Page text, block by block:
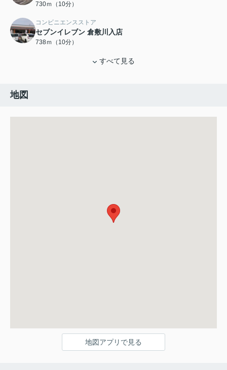
730ｍ（10分）
コンビニエンスストア
セブンイレブン 倉敷川入店
738ｍ（10分）
すべて見る
地図
地図アプリで見る